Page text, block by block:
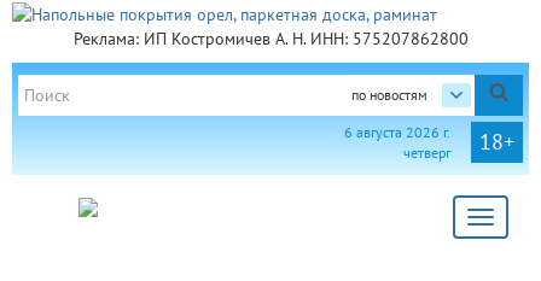
Реклама: ИП Костромичев А. Н. ИНН: 575207862800
по новостям
18+
6 августа 2026 г.
четверг
Toggle